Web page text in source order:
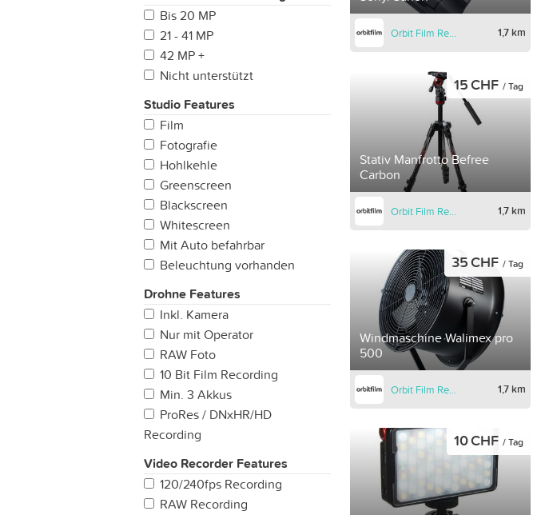
Bis 20 MP
21 - 41 MP
42 MP +
Nicht unterstützt
Studio Features
Film
Fotografie
Hohlkehle
Greenscreen
Blackscreen
Whitescreen
Mit Auto befahrbar
Beleuchtung vorhanden
Drohne Features
Inkl. Kamera
Nur mit Operator
RAW Foto
10 Bit Film Recording
Min. 3 Akkus
ProRes / DNxHR/HD
Recording
Video Recorder Features
120/240fps Recording
RAW Recording
Orbit Film Rental 1,7 km
Stativ Manfrotto Befree
Carbon
15 CHF / Tag
Orbit Film Rental 1,7 km
Windmaschine Walimex pro
500
35 CHF / Tag
1,7 km
10 CHF / Tag